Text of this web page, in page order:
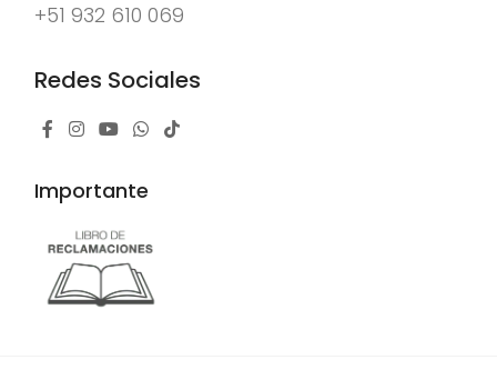
+51 932 610 069
Redes Sociales
Importante